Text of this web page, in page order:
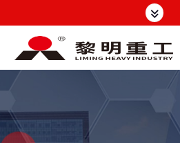
转
容 大修渣磨粉机，矿渣立磨